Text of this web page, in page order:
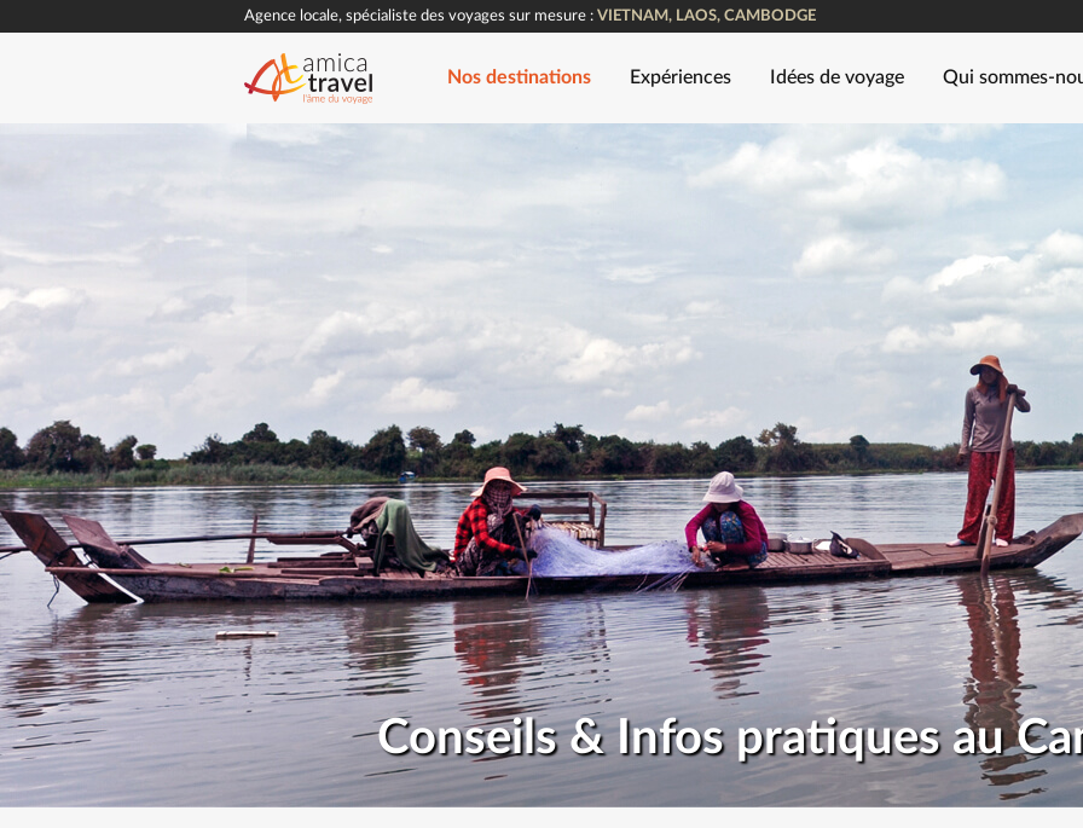
Agence locale, spécialiste des voyages sur mesure : VIETNAM, LAOS, CAMBODGE
Nos destinations Expériences Idées de voyage Qui sommes-
Conseils & Infos pratiques au